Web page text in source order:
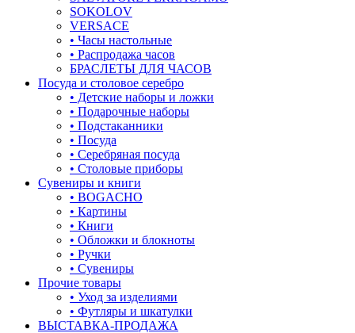
музыка
мышки
обереги
один камень
под гравировку
подкова
предметы
прямоугольник
птицы
SOKOLOV
VERSACE
• Часы настольные
• Распродажа часов
БРАСЛЕТЫ ДЛЯ ЧАСОВ
Посуда и столовое серебро
• Детские наборы и ложки
• Подарочные наборы
• Подстаканники
• Посуда
• Серебряная посуда
• Столовые приборы
Сувениры и книги
• BOGACHO
• Картины
• Книги
• Обложки и блокноты
• Ручки
• Сувениры
Прочие товары
• Уход за изделиями
• Футляры и шкатулки
ВЫСТАВКА-ПРОДАЖА